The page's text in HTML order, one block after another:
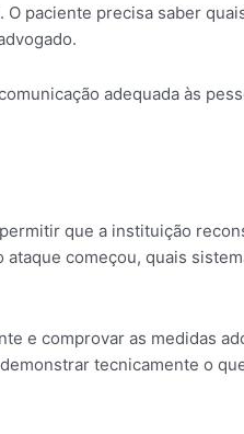
paciente precisa saber
adequada às
que a instituição
começou, quais
e comprovar as medidas
tecnicamente o